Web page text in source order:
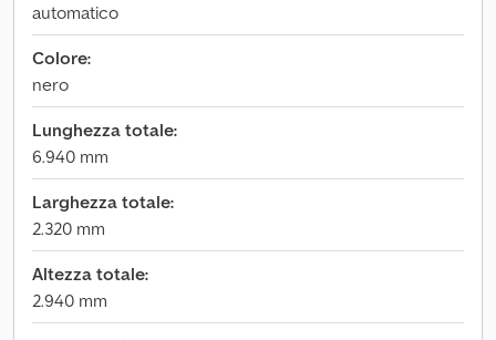
automatico
Colore:
nero
Lunghezza totale:
6.940 mm
Larghezza totale:
2.320 mm
Altezza totale:
2.940 mm